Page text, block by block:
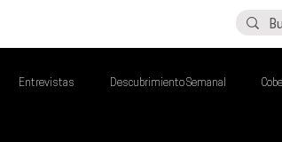
Entrevistas Descubrimiento Semanal